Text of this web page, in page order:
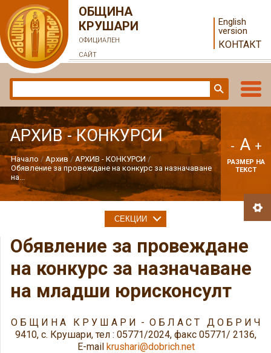
ОБЩИНА
КРУШАРИ
ОФИЦИАЛЕН
САЙТ
English
version
КОНТАКТ
АРХИВ - КОНКУРСИ
Начало Архив
АРХИВ - КОНКУРСИ
Обявление за провеждане на конкурс за назначаване
на...
- A +
РАЗМЕР НА
ТЕКСТ
Обявление за провеждане
на конкурс за назначаване
на младши юрисконсулт
О Б Щ И Н А К Р У Ш А Р И - О Б Л А С Т Д О Б Р И Ч
9410, с. Крушари, тел : 05771/2024, факс 05771/ 2136,
E-mail krushari@dobrich.net
СЕКЦИИ